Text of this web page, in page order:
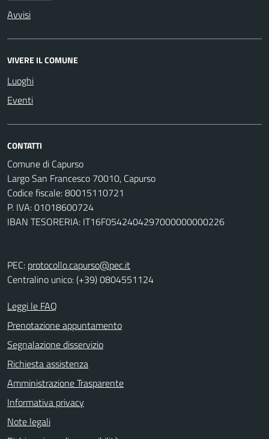
Avvisi
VIVERE IL COMUNE
Luoghi
Eventi
CONTATTI
Comune di Capurso
Largo San Francesco 70010, Capurso
Codice fiscale: 80015110721
P. IVA: 01018600724
IBAN TESORERIA: IT16F0542404297000000000226
PEC: protocollo.capurso@pec.it
Centralino unico: (+39) 0804551124
Leggi le FAQ
Prenotazione appuntamento
Segnalazione disservizio
Richiesta assistenza
Amministrazione Trasparente
Informativa privacy
Note legali